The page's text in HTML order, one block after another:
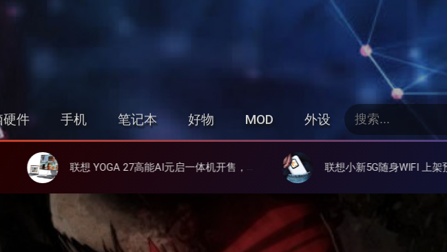
发烧友
硬件 手机 笔记本 好物 MOD 外设
搜
索
：
联想 YOGA 27高能AI元启一体机开售，27英寸2.5K 高刷屏、酷睿Ultra 9 285H/可选RTX 4050 独显 联想小新5G随身WIFI 上架预售，支持 WIFI 6、屏显、6000mAh 电池、峰值下行2.0Gbps